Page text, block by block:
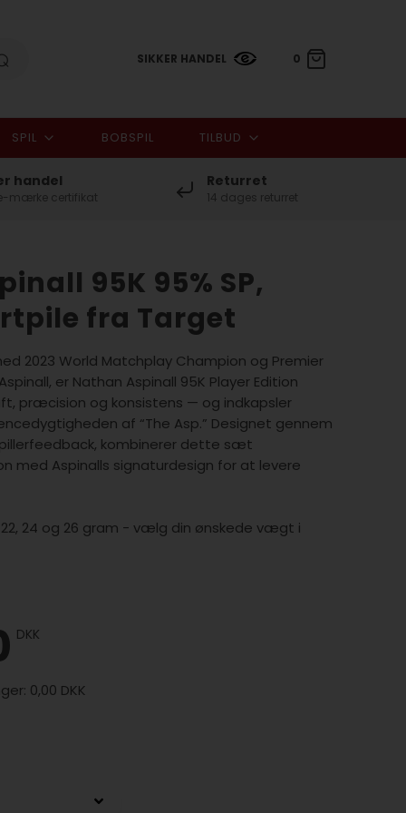
SIKKER HANDEL 0
0,00 DKK
SPIL BOBSPIL TILBUD
handel
mærke certifikat
Returret
14 dages returret
95K 95% SP,
fra Target
2023 World Matchplay Champion og Premier
er Nathan Aspinall 95K Player Edition
præcision og konsistens — og indkapsler
af “The Asp.” Designet gennem
kombinerer dette sæt
med Aspinalls signaturdesign for at levere
24 og 26 gram - vælg din ønskede vægt i
DKK
0,00 DKK